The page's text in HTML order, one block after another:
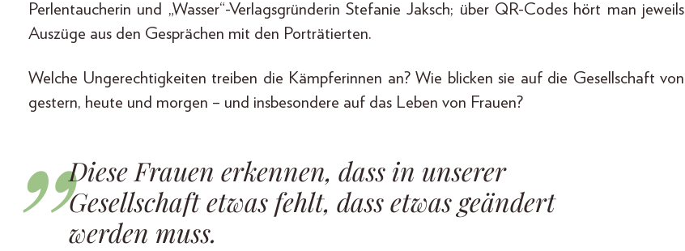
Perlentaucherin und „Wasser“-Verlagsgründerin Stefanie Jaksch; über QR-Codes hört man jeweils
Auszüge aus den Gesprächen mit den Porträtierten.
Welche Ungerechtigkeiten treiben die Kämpferinnen an? Wie blicken sie auf die Gesellschaft von
gestern, heute und morgen – und insbesondere auf das Leben von Frauen?
Diese Frauen erkennen, dass in unserer
Gesellschaft etwas fehlt, dass etwas geändert
werden muss.